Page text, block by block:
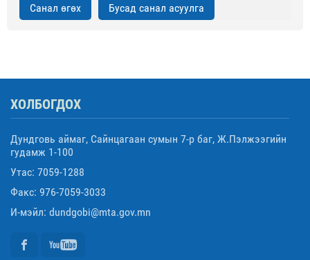
Санал өгөх Бусад санал асуулга
ХОЛБОГДОХ
Дундговь аймаг, Сайнцагаан сумын 7-р баг, Ж.Пэлжээгийн
гудамж 1-100
Утас: 7059-1288
Факс: 976-7059-3033
И-мэйл: dundgobi@mta.gov.mn